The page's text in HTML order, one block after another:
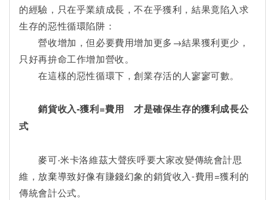
的經驗，只在乎業績成長，不在乎獲利，結果竟陷入求
生存的惡性循環陷阱：
營收增加，但必要費用增加更多→結果獲利更少，
只好再拚命工作增加營收。
在這樣的惡性循環下，創業存活的人寥寥可數。
銷貨收入-獲利=費用 才是確保生存的獲利成長公
式
麥可‧米卡洛維茲大聲疾呼要大家改變傳統會計思
維，放棄導致好像有賺錢幻象的銷貨收入-費用=獲利的
傳統會計公式。